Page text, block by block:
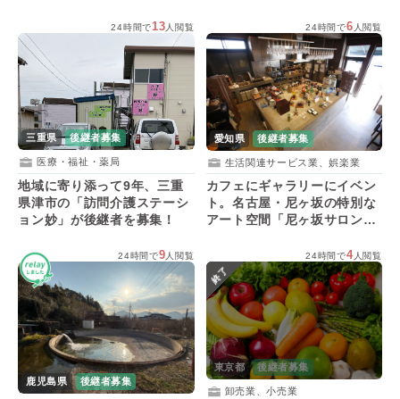
24時間で13 人閲覧
三重県 後継者募集
医療・福祉・薬局
地域に寄り添って9年、三重
県津市の「訪問介護ステーシ
ョン妙」が後継者を募集！
24時間で6 人閲覧
愛知県 後継者募集
生活関連サービス業、娯楽業
カフェにギャラリーにイベン
ト。名古屋・尼ヶ坂の特別な
アート空間「尼ヶ坂サロン」
24時間で9人閲覧
鹿児島県 後継者募集
24時間で4人閲覧
終了
東京都 後継者募集
卸売業、小売業